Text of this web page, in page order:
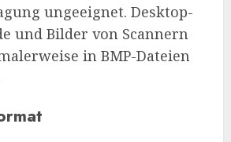
ungeeignet. Desktop-
und Bilder von Scannern
in BMP-Dateien